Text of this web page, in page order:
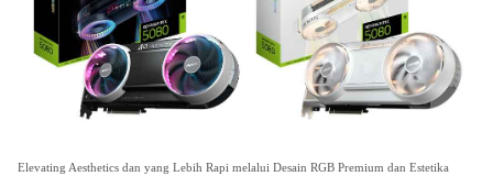
Elevating Aesthetics dan yang Lebih Rapi melalui Desain RGB Premium dan Estetika